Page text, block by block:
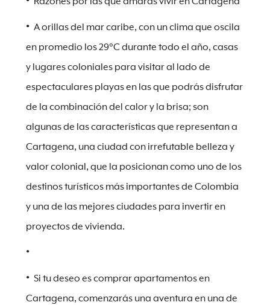
A orillas del mar caribe, con un clima que oscila
en promedio los 29°C durante todo el año, casas
y lugares coloniales para visitar al lado de
espectaculares playas en las que podrás disfrutar
de la combinación del calor y la brisa; son
algunas de las características que representan a
Cartagena, una ciudad con irrefutable belleza y
valor colonial, que la posicionan como uno de los
destinos turísticos más importantes de Colombia
y una de las mejores ciudades para invertir en
proyectos de vivienda.
Si tu deseo es comprar apartamentos en
Cartagena, comenzarás una aventura en una de